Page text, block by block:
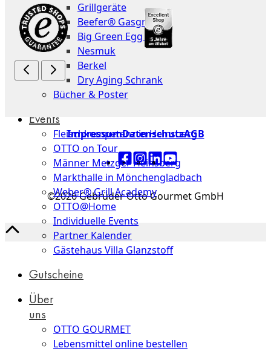
Grillgeräte
Beefer® Gasgrills
Big Green Egg Grill
Nesmuk
Berkel
Dry Aging Schrank
Bücher & Poster
Events
Fleischkompetenz in Heinsberg
OTTO on Tour
Männer Metzger Heinsberg
Markthalle in Mönchengladbach
Weber® Grill Academy
OTTO@Home
Individuelle Events
Partner Kalender
Gästehaus Villa Glanzstoff
Gutscheine
Über
uns
OTTO GOURMET
Lebensmittel online bestellen
ImpressumDatenschutzAGB
©2026 Gebrüder Otto Gourmet GmbH